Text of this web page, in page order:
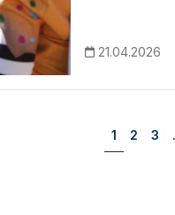
21.04.2026
Página
1 Página
2 3